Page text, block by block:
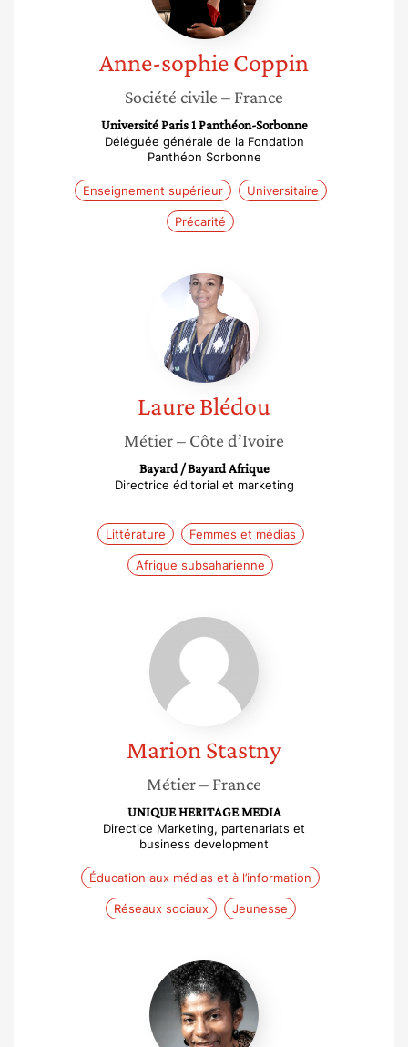
Anne-sophieCoppin
Société civile – France
Université Paris 1 Panthéon-Sorbonne
Déléguée générale de la Fondation
Panthéon Sorbonne
Enseignement supérieur Universitaire
Précarité
Laure
Blédou
LaureBlédou
Métier– Côte d’Ivoire
Bayard / Bayard Afrique
Directrice éditorial et marketing
Littérature Femmes et médias
Afrique subsaharienne
Marion
Stastny
Marion Stastny
Métier– France
UNIQUE HERITAGE MEDIA
Directice Marketing, partenariats et
business development
Éducation aux médias et à l’information
Réseaux sociaux Jeunesse
Renée-
Laure
Zou